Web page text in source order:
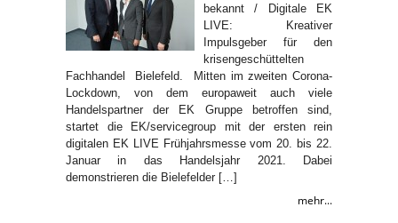
bekannt / Digitale EK
LIVE: Kreativer
Impulsgeber für den
krisengeschüttelten
Fachhandel Bielefeld. Mitten im zweiten Corona-
Lockdown, von dem europaweit auch viele
Handelspartner der EK Gruppe betroffen sind,
startet die EK/servicegroup mit der ersten rein
digitalen EK LIVE Frühjahrsmesse vom 20. bis 22.
Januar in das Handelsjahr 2021. Dabei
demonstrieren die Bielefelder […]
mehr...